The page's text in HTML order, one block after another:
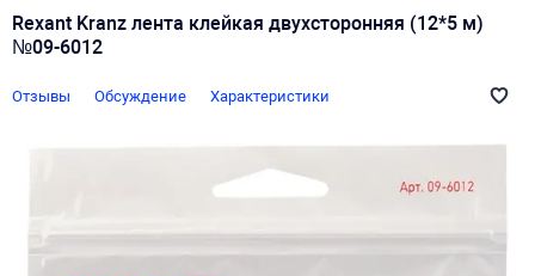
Rexant Kranz лента клейкая двухсторонняя (12*5 м)
№09-6012
Отзывы Обсуждение Характеристики